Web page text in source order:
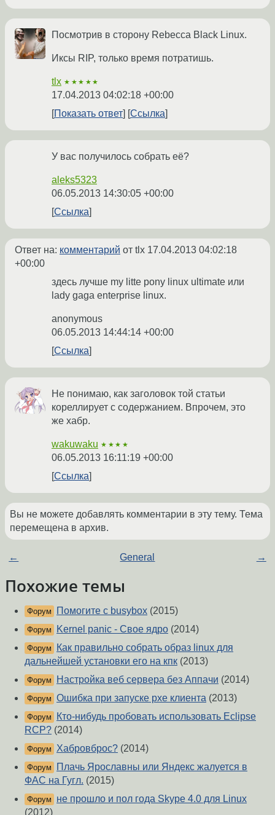
Посмотрив в сторону Rebecca Black Linux.
Иксы RIP, только время потратишь.
tlx ★★★★★
17.04.2013 04:02:18 +00:00
Показать ответ
Ссылка
У вас получилось собрать её?
aleks5323
06.05.2013 14:30:05 +00:00
Ссылка
Ответ на: комментарий от tlx 17.04.2013 04:02:18
+00:00
здесь лучше my litte pony linux ultimate или
lady gaga enterprise linux.
anonymous
06.05.2013 14:44:14 +00:00
Ссылка
Не понимаю, как заголовок той статьи
кореллирует с содержанием. Впрочем, это
же хабр.
wakuwaku ★★★★
06.05.2013 16:11:19 +00:00
Ссылка
Вы не можете добавлять комментарии в эту тему. Тема
перемещена в архив.
← General →
Похожие темы
Форум Помогите с busybox (2015)
Форум Kernel panic - Свое ядро (2014)
Форум
Как правильно собрать образ linux для
дальнейшей установки его на кпк (2013)
Форум Настройка веб сервера без Аппачи (2014)
Форум Ошибка при запуске pxe клиента (2013)
Форум
Кто-нибудь пробовать использовать Eclipse
RCP? (2014)
Форум Хабровброс? (2014)
Форум
Плачь Ярославны или Яндекс жалуется в
ФАC на Гугл. (2015)
Форум
не прошло и пол года Skype 4.0 для Linux
(2012)